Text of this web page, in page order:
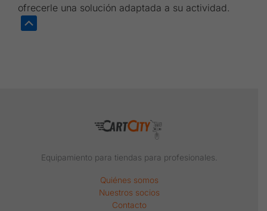
ofrecerle una solución adaptada a su actividad.
Equipamiento para tiendas para profesionales.
Quiénes somos
Nuestros socios
Contacto